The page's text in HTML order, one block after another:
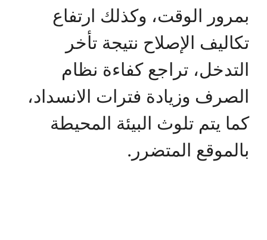
بمرور الوقت، وكذلك ارتفاع
تكاليف الإصلاح نتيجة تأخر
التدخل، تراجع كفاءة نظام
الصرف وزيادة فترات الانسداد،
كما يتم تلوث البيئة المحيطة
بالموقع المتضرر.